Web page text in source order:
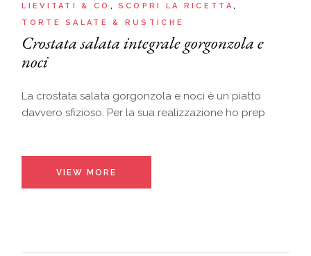
LIEVITATI & CO
SCOPRI LA RICETTA
TORTE SALATE & RUSTICHE
Crostata salata integrale gorgonzola e
noci
La crostata salata gorgonzola e noci è un piatto
davvero sfizioso. Per la sua realizzazione ho prep
VIEW MORE